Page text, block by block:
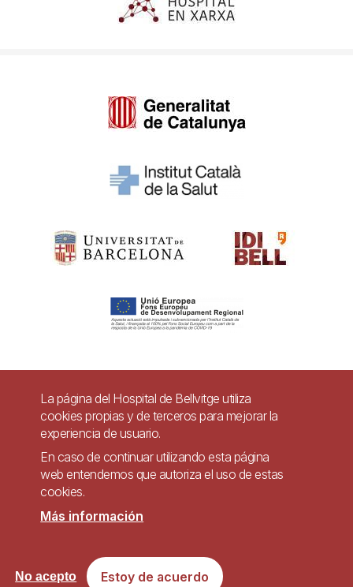
Pie
página
Contacto
Accesibilidad
Política de Privacidad de Sistemas de Videovigilancia
Sitio web accesible de conformidad con el Real Decreto 1112/2018, de 7 de
septiembre, sobre accesibilidad de los sitios web y aplicaciones para
La página del Hospital de Bellvitge utiliza
cookies propias y de terceros para mejorar la
experiencia de usuario.
En caso de continuar utilizando esta página
web entendemos que autoriza el uso de estas
cookies.
Más información
Estoy de acuerdo
No acepto